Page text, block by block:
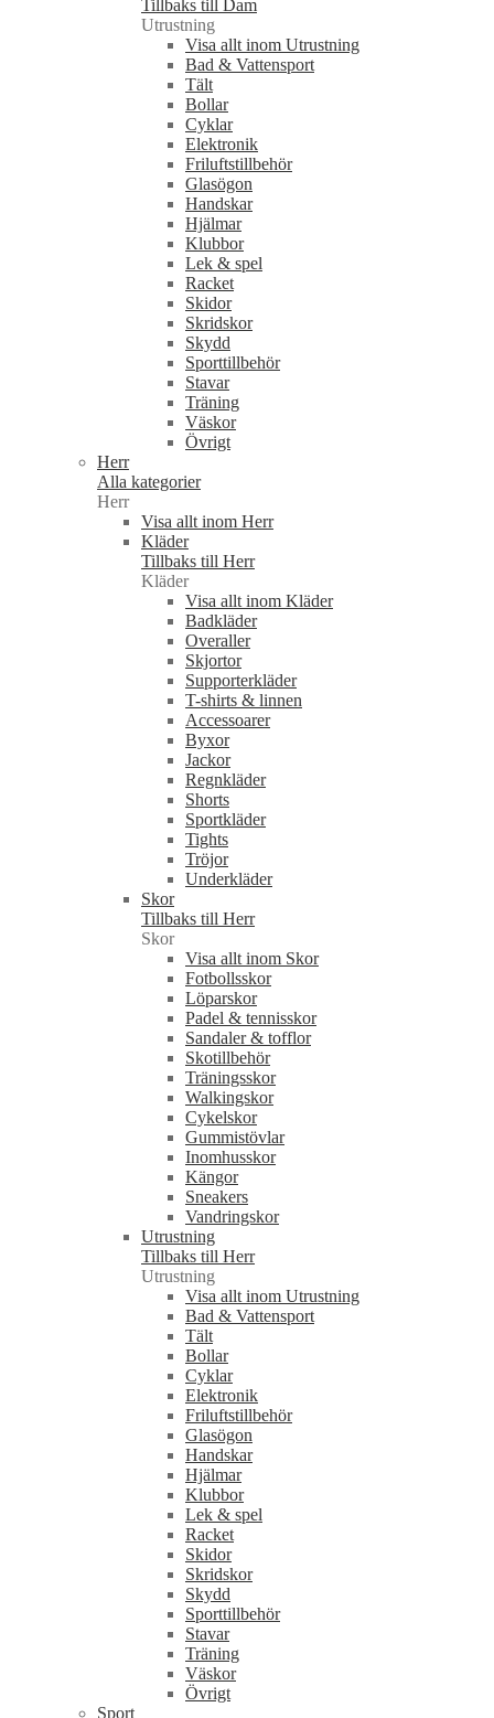
Tillbaks till Dam
Utrustning
Visa allt inom Utrustning
Bad & Vattensport
Tält
Bollar
Cyklar
Elektronik
Friluftstillbehör
Glasögon
Handskar
Hjälmar
Klubbor
Lek & spel
Racket
Skidor
Skridskor
Skydd
Sporttillbehör
Stavar
Träning
Väskor
Övrigt
Herr
Alla kategorier
Herr
Visa allt inom Herr
Kläder
Tillbaks till Herr
Kläder
Visa allt inom Kläder
Badkläder
Overaller
Skjortor
Supporterkläder
T-shirts & linnen
Accessoarer
Byxor
Jackor
Regnkläder
Shorts
Sportkläder
Tights
Tröjor
Underkläder
Skor
Tillbaks till Herr
Skor
Visa allt inom Skor
Fotbollsskor
Löparskor
Padel & tennisskor
Sandaler & tofflor
Skotillbehör
Träningsskor
Walkingskor
Cykelskor
Gummistövlar
Inomhusskor
Kängor
Sneakers
Vandringskor
Utrustning
Tillbaks till Herr
Utrustning
Visa allt inom Utrustning
Bad & Vattensport
Tält
Bollar
Cyklar
Elektronik
Friluftstillbehör
Glasögon
Handskar
Hjälmar
Klubbor
Lek & spel
Racket
Skidor
Skridskor
Skydd
Sporttillbehör
Stavar
Träning
Väskor
Övrigt
Sport